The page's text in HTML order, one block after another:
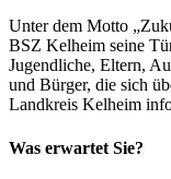
Unter dem Motto
BSZ Kelheim seine
Jugendliche, Eltern,
und Bürger, die sich
Landkreis Kelheim
Was erwartet Sie?